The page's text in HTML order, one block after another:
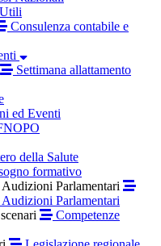
Consulenza contabile e
Settimana allattamento
ed Eventi
della Salute
formativo
Parlamentari
Parlamentari
Competenze